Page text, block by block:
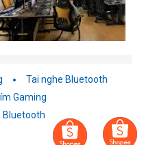
Tai nghe Bluetooth
Gaming
Bluetooth